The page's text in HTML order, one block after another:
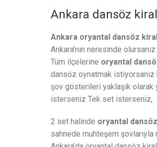
Ankara dansöz
Ankara oryantal dansöz
Ankara’nın neresinde
Tüm ilçelerine oryantal
dansöz oynatmak
şov gösterileri yaklaşık olarak
isterseniz Tek set isterseniz,
2 set halinde oryantal dansöz
sahnede muhteşem